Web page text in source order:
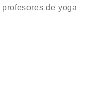
de yoga